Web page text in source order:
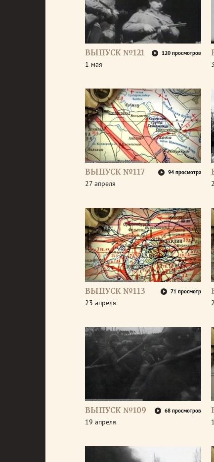
ВЫПУСК №121 120 просмотров
1 мая
ВЫПУСК №117 94 просмотра
27 апреля
ВЫПУСК №113 71 просмотр
23 апреля
ВЫПУСК №109 68 просмотров
19 апреля